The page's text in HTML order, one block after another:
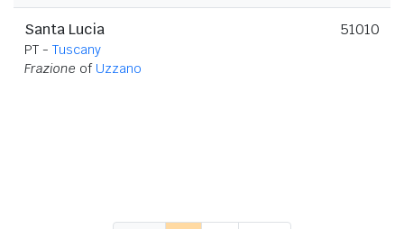
Santa Lucia
PT - Tuscany
Frazione of Uzzano
51010